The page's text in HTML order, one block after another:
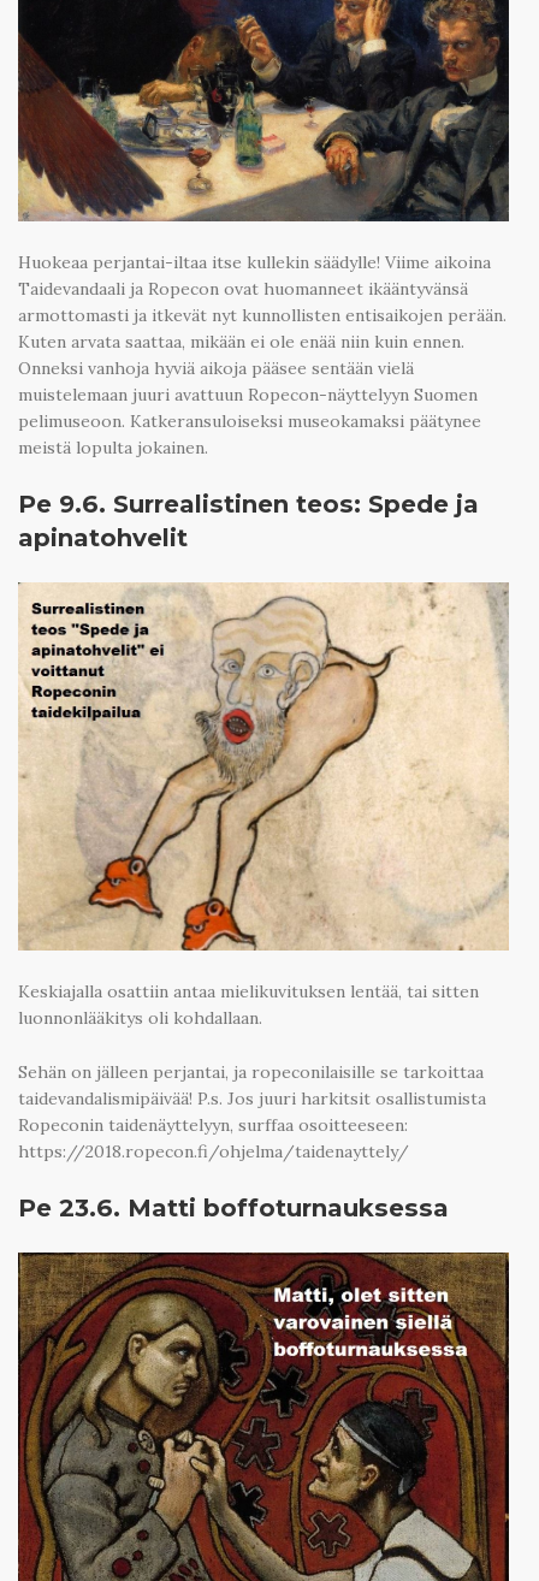
Huokeaa perjantai-iltaa itse kullekin säädylle! Viime aikoina
Taidevandaali ja Ropecon ovat huomanneet ikääntyvänsä
armottomasti ja itkevät nyt kunnollisten entisaikojen perään.
Kuten arvata saattaa, mikään ei ole enää niin kuin ennen.
Onneksi vanhoja hyviä aikoja pääsee sentään vielä
muistelemaan juuri avattuun Ropecon-näyttelyyn Suomen
pelimuseoon. Katkeransuloiseksi museokamaksi päätynee
meistä lopulta jokainen.
Pe 9.6. Surrealistinen teos: Spede ja
apinatohvelit
Keskiajalla osattiin antaa mielikuvituksen lentää, tai sitten
luonnonlääkitys oli kohdallaan.
Sehän on jälleen perjantai, ja ropeconilaisille se tarkoittaa
taidevandalismipäivää! P.s. Jos juuri harkitsit osallistumista
Ropeconin taidenäyttelyyn, surffaa osoitteeseen:
https://2018.ropecon.fi/ohjelma/taidenayttely/
Pe 23.6. Matti boffoturnauksessa